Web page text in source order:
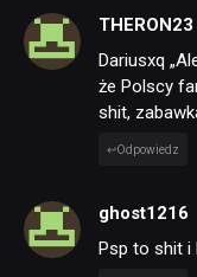
THERON23
Dariusxq
że Polscy
shit,
Odpowiedz
ghost1216
Psp to shit i